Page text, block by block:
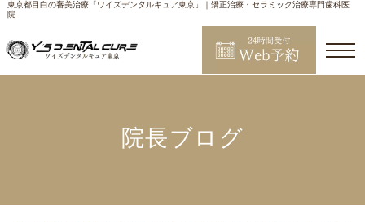
東京都目白の審美治療「ワイズデンタルキュア東京」｜矯正治療・セラミック治療専門歯科医
院
院長ブログ